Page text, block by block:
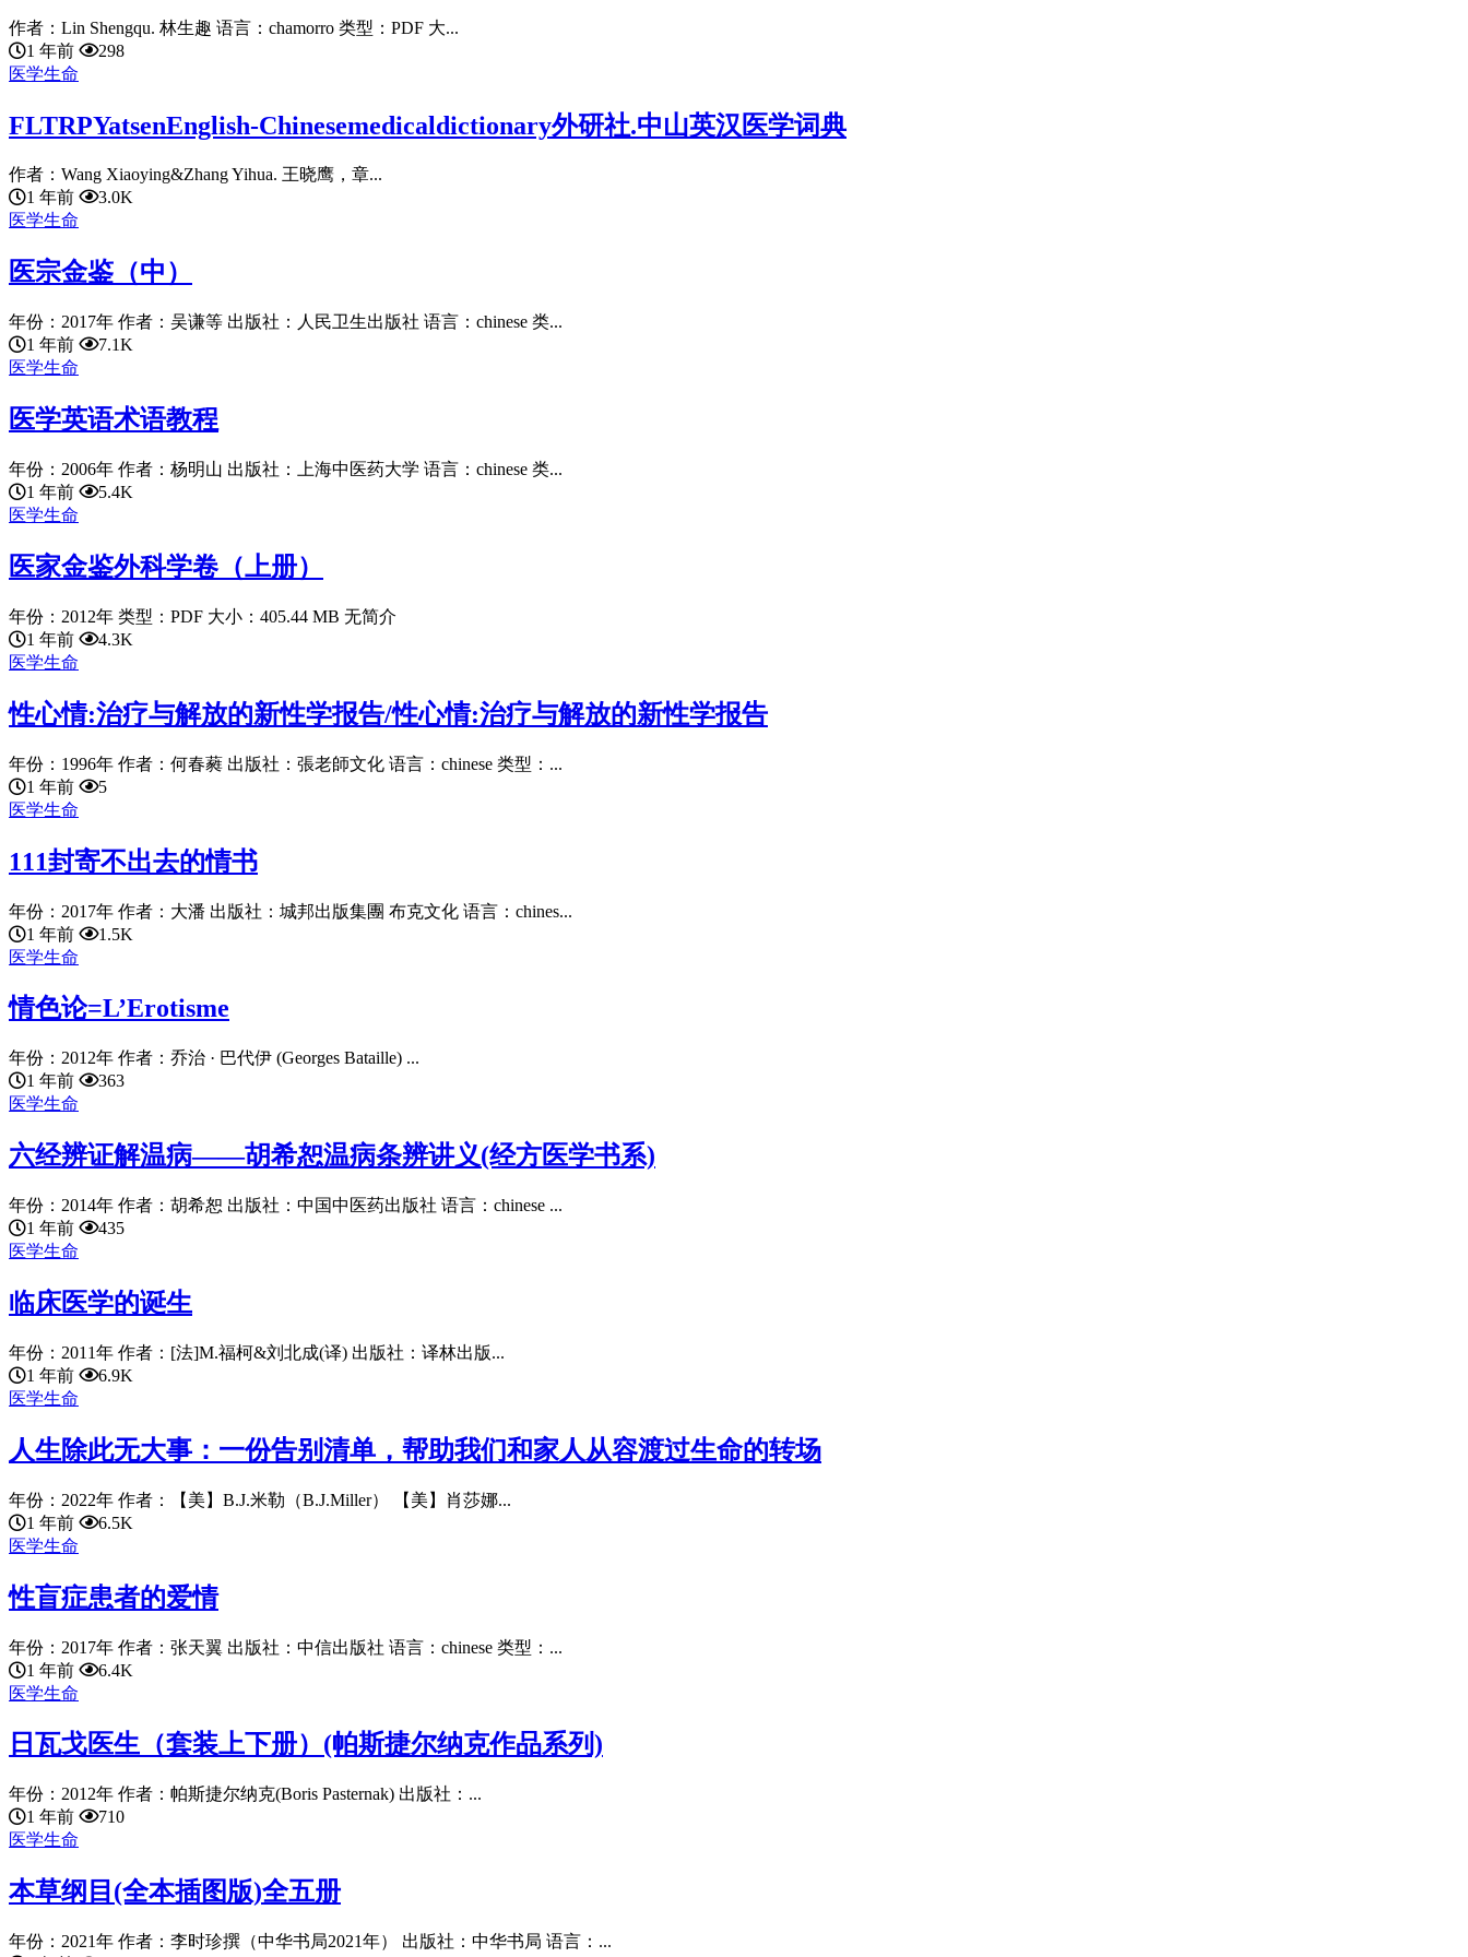
作者：Lin Shengqu. 林生趣 语言：chamorro 类型：PDF 大...
1 年前
298
医学生命
FLTRPYatsenEnglish-Chinesemedicaldictionary外研社.中山英汉医学词典
作者：Wang Xiaoying&Zhang Yihua. 王晓鹰，章...
1 年前
3.0K
医学生命
医宗金鉴（中）
年份：2017年 作者：吴谦等 出版社：人民卫生出版社 语言：chinese 类...
1 年前
7.1K
医学生命
医学英语术语教程
年份：2006年 作者：杨明山 出版社：上海中医药大学 语言：chinese 类...
1 年前
5.4K
医学生命
医家金鉴外科学卷（上册）
年份：2012年 类型：PDF 大小：405.44 MB 无简介
1 年前
4.3K
医学生命
性心情:治疗与解放的新性学报告/性心情:治疗与解放的新性学报告
年份：1996年 作者：何春蕤 出版社：張老師文化 语言：chinese 类型：...
1 年前
5
医学生命
111封寄不出去的情书
年份：2017年 作者：大潘 出版社：城邦出版集團 布克文化 语言：chines...
1 年前
1.5K
医学生命
情色论=L’Erotisme
年份：2012年 作者：乔治 · 巴代伊 (Georges Bataille) ...
1 年前
363
医学生命
六经辨证解温病——胡希恕温病条辨讲义(经方医学书系)
年份：2014年 作者：胡希恕 出版社：中国中医药出版社 语言：chinese ...
1 年前
435
医学生命
临床医学的诞生
年份：2011年 作者：[法]M.福柯&刘北成(译) 出版社：译林出版...
1 年前
6.9K
医学生命
人生除此无大事：一份告别清单，帮助我们和家人从容渡过生命的转场
年份：2022年 作者：【美】B.J.米勒（B.J.Miller） 【美】肖莎娜...
1 年前
6.5K
医学生命
性盲症患者的爱情
年份：2017年 作者：张天翼 出版社：中信出版社 语言：chinese 类型：...
1 年前
6.4K
医学生命
日瓦戈医生（套装上下册）(帕斯捷尔纳克作品系列)
年份：2012年 作者：帕斯捷尔纳克(Boris Pasternak) 出版社：...
1 年前
710
医学生命
本草纲目(全本插图版)全五册
年份：2021年 作者：李时珍撰（中华书局2021年） 出版社：中华书局 语言：...